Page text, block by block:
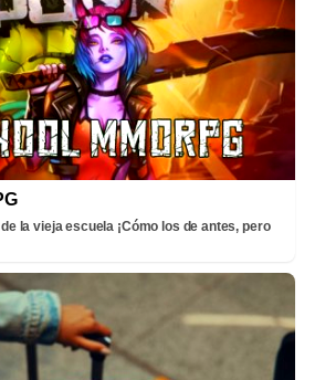
la vieja escuela ¡Cómo los de antes, pero